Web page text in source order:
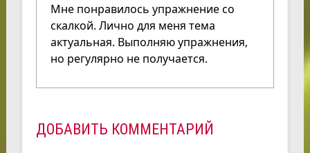
Мне понравилось упражнение со
скалкой. Лично для меня тема
актуальная. Выполняю упражнения,
но регулярно не получается.
ДОБАВИТЬ КОММЕНТАРИЙ